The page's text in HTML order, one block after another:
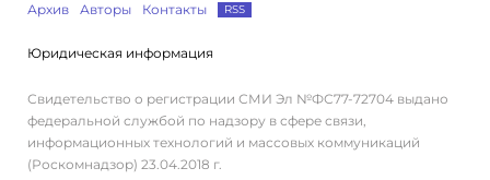
Архив
Авторы Контакты RSS
Юридическая информация
Свидетельство о регистрации СМИ Эл №ФС77-72704 выдано
федеральной службой по надзору в сфере связи,
информационных технологий и массовых коммуникаций
(Роскомнадзор) 23.04.2018 г.